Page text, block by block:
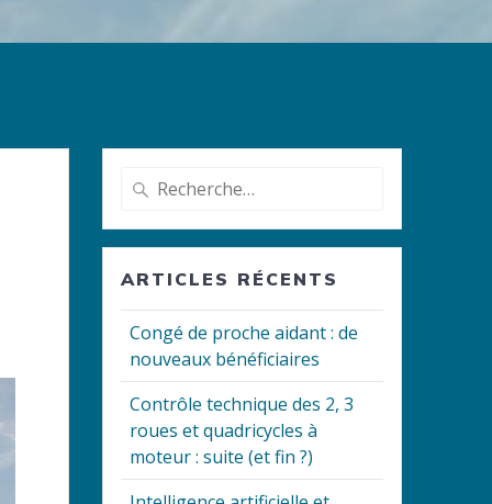
Recherche
:
ARTICLES RÉCENTS
Congé de proche aidant : de
nouveaux bénéficiaires
Contrôle technique des 2, 3
roues et quadricycles à
moteur : suite (et fin ?)